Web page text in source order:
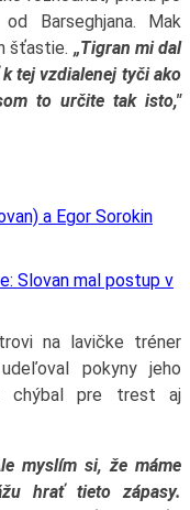
Barseghjana. Mak
šťastie. „Tigran mi dal
tej vzdialenej tyči ako
to určite tak isto,"
Slovan mal postup v
na lavičke tréner
pokyny jeho
chýbal pre trest aj
myslím si, že máme
hrať tieto zápasy.